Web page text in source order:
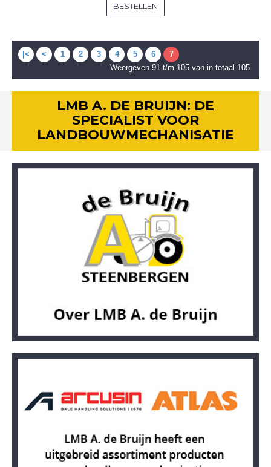
BESTELLEN
|< < 1 2 3 4 5 6
7
Weergeven 91 t/m 105 van in totaal 105
LMB A. DE BRUIJN: DE
SPECIALIST VOOR
LANDBOUWMECHANISATIE